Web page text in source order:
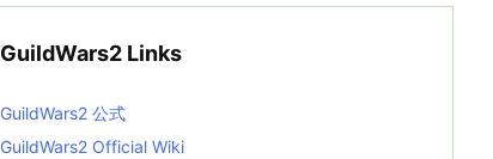
GuildWars2 Links
GuildWars2 公式
GuildWars2 Official Wiki